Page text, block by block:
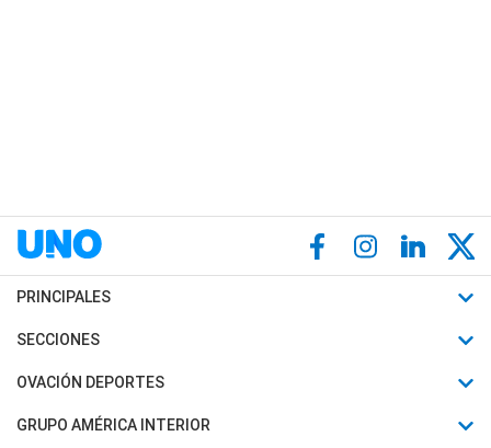
PRINCIPALES
Últimas Noticias
Política
SECCIONES
Horóscopo
Motores
OVACIÓN DEPORTES
Fútbol
GRUPO AMÉRICA INTERIOR